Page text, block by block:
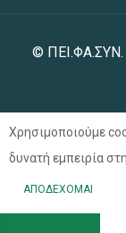
© ΠΕΙ.ΦΑ.ΣΥΝ.
Χρησιμοποιούμε
δυνατή εμπειρία
ΑΠΟΔΕΧΟΜΑΙ